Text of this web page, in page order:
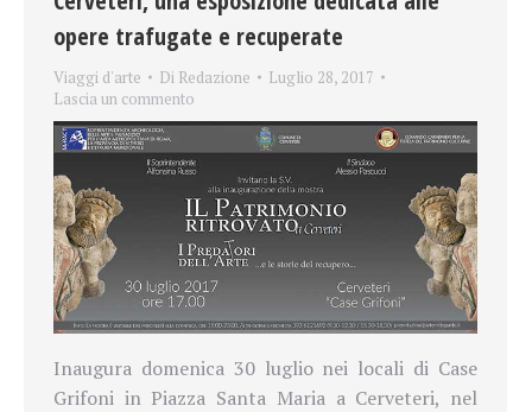
opere trafugate e recuperate
Viaggi d'arte Di Redazione
Luglio 28, 2017
Lascia un commento
Inaugura domenica 30 luglio nei locali di Case
Grifoni in Piazza Santa Maria a Cerveteri, nel